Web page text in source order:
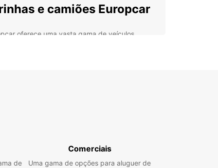
e camiões Europcar
oferece uma vasta gama de veículos
e na estação de comboios,
de
Comerciais
Uma gama de opções para aluguer de